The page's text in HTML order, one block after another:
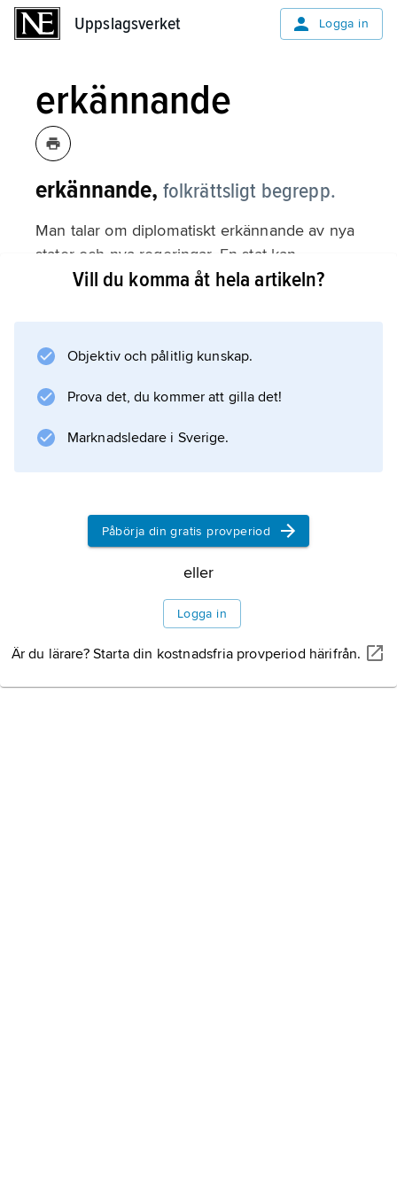
Uppslagsverket Logga in
erkännande
erkännande, folkrättsligt begrepp.
Man talar om diplomatiskt erkännande av nya
stater och nya regeringar. En stat kan
erkännas om den rent faktiskt är etablerad,
kontrollerar territoriet.
Information om artikeln
Vill du komma åt hela artikeln?
Objektiv och pålitlig kunskap.
Prova det, du kommer att gilla det!
Marknadsledare i Sverige.
Påbörja din gratis provperiod
eller
Logga in
Är du lärare? Starta din kostnadsfria provperiod härifrån.